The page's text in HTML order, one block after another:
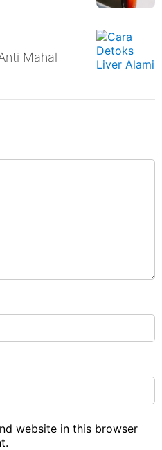
Mahal
website in this browser